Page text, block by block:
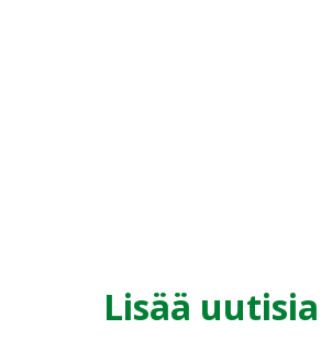
Lisää uutisia